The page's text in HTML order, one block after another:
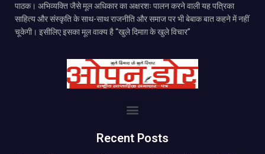
पाठक। अभिव्यक्ति जैसे मूल अधिकार का अक्षरशः पालन करने वाली यह पत्रिका
साहित्य और संस्कृति के साथ-साथ राजनीति और समाज पर भी बेबाक बात कहने में नहीं
चूकेगी। इसीलिए इसका मूल वाक्य है “खुले दिमाग़ के खुले विचार”
Recent Posts